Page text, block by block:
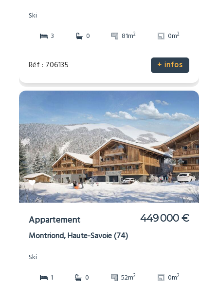
Ski
3
0 81m2 0m2
Réf : 706135 + infos
Appartement 449 000 €
Montriond, Haute-Savoie (74)
Ski
1
0 52m2 0m2